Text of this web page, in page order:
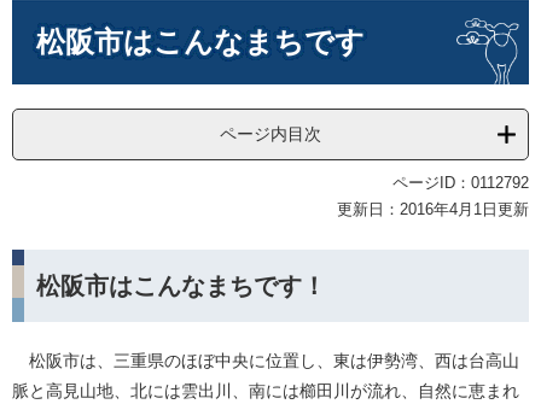
松阪市はこんなまちです
ページ内目次
ページID：0112792
更新日：2016年4月1日更新
松阪市はこんなまちです！
松阪市は、三重県のほぼ中央に位置し、東は伊勢湾、西は台高山
脈と高見山地、北には雲出川、南には櫛田川が流れ、自然に恵まれ